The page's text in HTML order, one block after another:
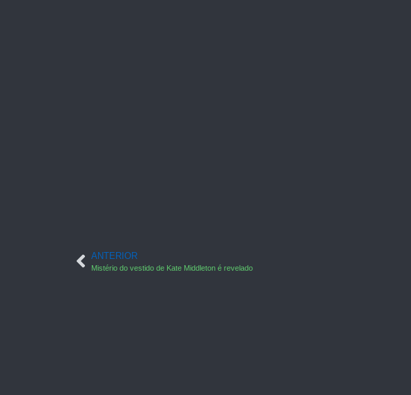
ANTERIOR
Mistério do vestido de Kate Middleton é revelado